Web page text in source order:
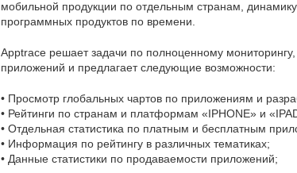
мобильной продукции по отдельным странам,
программных продуктов по времени.
Apptrace решает задачи по полноценному
приложений и предлагает следующие возможности:
• Просмотр глобальных чартов по приложениям и
• Рейтинги по странам и платформам «IPHONE» и
• Отдельная статистика по платным и бесплатным
• Информация по рейтингу в различных тематиках;
• Данные статистики по продаваемости приложений;